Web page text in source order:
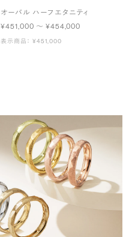
オーバル ハーフエタニティ
¥451,000 〜 ¥454,000
表示商品： ¥451,000